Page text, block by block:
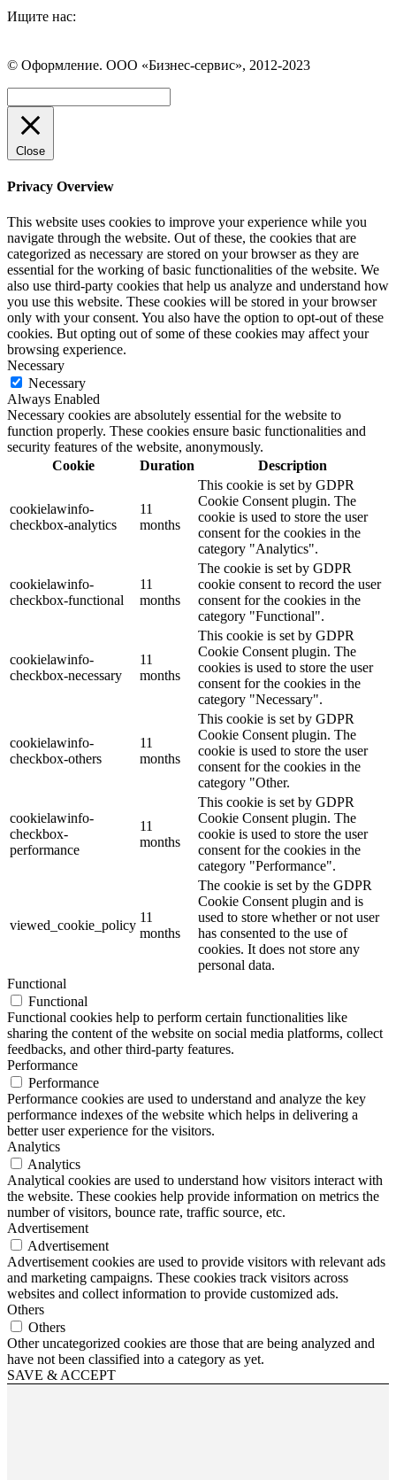
Ищите нас:
Вконтакте
открывается
в
новом
окне
WhatsApp
открывается
в
новом
окне
Telegram
открывается
в
новом
окне
© Оформление. ООО «Бизнес-сервис», 2012-2023
Close
Privacy Overview
This website uses cookies to improve your experience while you
navigate through the website. Out of these, the cookies that are
categorized as necessary are stored on your browser as they are
essential for the working of basic functionalities of the website. We
also use third-party cookies that help us analyze and understand how
you use this website. These cookies will be stored in your browser
only with your consent. You also have the option to opt-out of these
cookies. But opting out of some of these cookies may affect your
browsing experience.
Necessary
Necessary
Always Enabled
Necessary cookies are absolutely essential for the website to
function properly. These cookies ensure basic functionalities and
security features of the website, anonymously.
Cookie
Duration Description
cookielawinfo-
checkbox-analytics
11
months
This cookie is set by GDPR
Cookie Consent plugin. The
cookie is used to store the user
consent for the cookies in the
category "Analytics".
cookielawinfo-
checkbox-functional
11
months
The cookie is set by GDPR
cookie consent to record the user
consent for the cookies in the
category "Functional".
cookielawinfo-
checkbox-necessary
11
months
This cookie is set by GDPR
Cookie Consent plugin. The
cookies is used to store the user
consent for the cookies in the
category "Necessary".
cookielawinfo-
checkbox-others
11
months
This cookie is set by GDPR
Cookie Consent plugin. The
cookie is used to store the user
consent for the cookies in the
category "Other.
cookielawinfo-
checkbox-
performance
11
months
This cookie is set by GDPR
Cookie Consent plugin. The
cookie is used to store the user
consent for the cookies in the
category "Performance".
viewed_cookie_policy
11
months
The cookie is set by the GDPR
Cookie Consent plugin and is
used to store whether or not user
has consented to the use of
cookies. It does not store any
personal data.
Functional
Functional
Functional cookies help to perform certain functionalities like
sharing the content of the website on social media platforms, collect
feedbacks, and other third-party features.
Performance
Performance
Performance cookies are used to understand and analyze the key
performance indexes of the website which helps in delivering a
better user experience for the visitors.
Analytics
Analytics
Analytical cookies are used to understand how visitors interact with
the website. These cookies help provide information on metrics the
number of visitors, bounce rate, traffic source, etc.
Advertisement
Advertisement
Advertisement cookies are used to provide visitors with relevant ads
and marketing campaigns. These cookies track visitors across
websites and collect information to provide customized ads.
Others
Others
Other uncategorized cookies are those that are being analyzed and
have not been classified into a category as yet.
SAVE & ACCEPT